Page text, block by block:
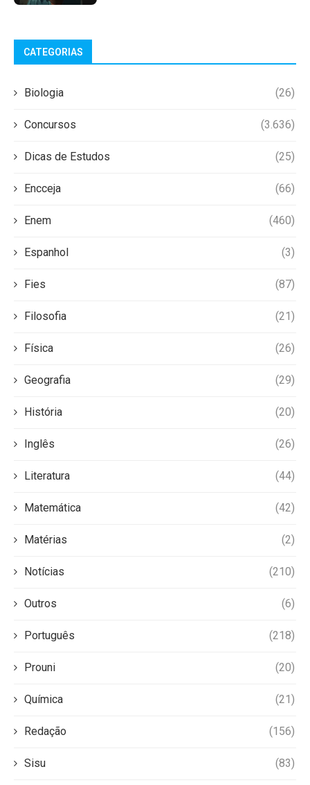
CATEGORIAS
Biologia (26)
Concursos (3.636)
Dicas de Estudos (25)
Encceja (66)
Enem (460)
Espanhol (3)
Fies (87)
Filosofia (21)
Física (26)
Geografia (29)
História (20)
Inglês (26)
Literatura (44)
Matemática (42)
Matérias (2)
Notícias (210)
Outros (6)
Português (218)
Prouni (20)
Química (21)
Redação (156)
Sisu (83)